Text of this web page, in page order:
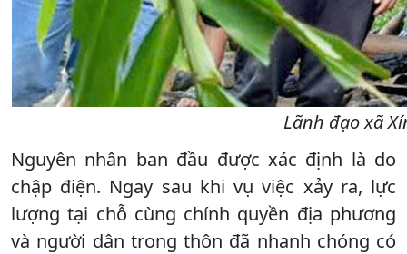
Lãnh đạo xã
Nguyên nhân ban đầu được xác định là do
chập điện. Ngay sau khi vụ việc xảy ra, lực
lượng tại chỗ cùng chính quyền địa phương
và người dân trong thôn đã nhanh chóng có